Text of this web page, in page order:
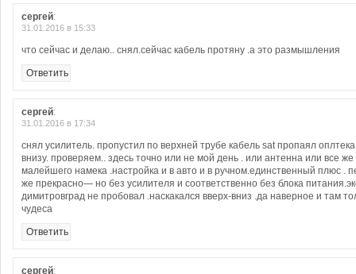
сергей:
31.01.2016 в 15:33
что сейчас и делаю.. снял.сейчас кабель протяну .а это размышления
Ответить
сергей:
31.01.2016 в 17:34
снял усилитель. пропустил по верхней трубе кабель sat пропаял
внизу. проверяем.. здесь точно или не мой день . или антенна или все же
малейшего намека .настройка и в авто и в ручном.единственный плюс .
же прекрасно— но без усилителя и соответственно без блока
димитровград не пробовал .наскакался вверх-вниз .да наверное и там
чудеса
Ответить
сергей: